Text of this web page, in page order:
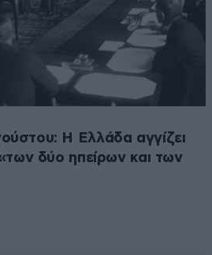
Η Ελλάδα αγγίζει
δύο ηπείρων και των